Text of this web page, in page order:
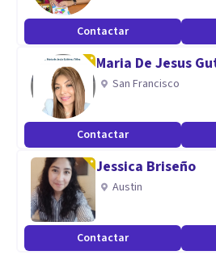
Contactar
Maria De Jesus
San Francisco
Contactar
Jessica Briseño
Austin
Contactar